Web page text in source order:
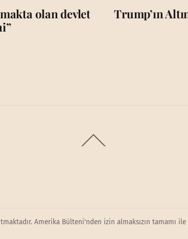
olan devlet
Trump’ın
To
Amerika Bülteni'nden izin almaksızın tamamı